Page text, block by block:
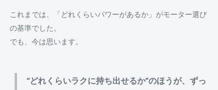
これまでは、「どれくらいパワーがあるか」がモーター選び
の基準でした。
でも、今は思います。
“どれくらいラクに持ち出せるか”のほうが、ずっ